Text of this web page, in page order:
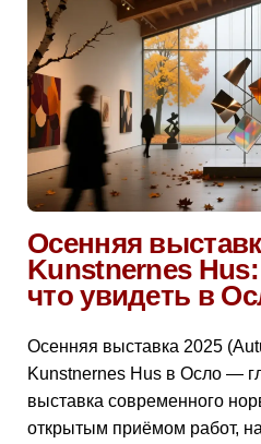
Осенняя
Kunstnernes
что увидеть в
Осенняя выставка 2025
Kunstnernes Hus в Осло —
выставка современного
открытым приёмом работ,